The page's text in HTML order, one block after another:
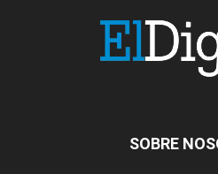
SOBRE